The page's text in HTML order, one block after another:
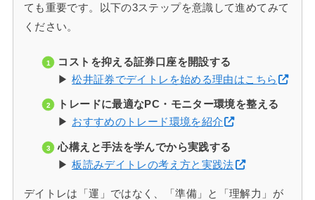
ても重要です。以下の3ステップを意識して進めてみて
ください。
コストを抑える証券口座を開設する
▶松井証券でデイトレを始める理由はこちら
トレードに最適なPC・モニター環境を整える
▶ おすすめのトレード環境を紹介
心構えと手法を学んでから実践する
▶板読みデイトレの考え方と実践法
デイトレは「運」ではなく、「準備」と「理解力」が